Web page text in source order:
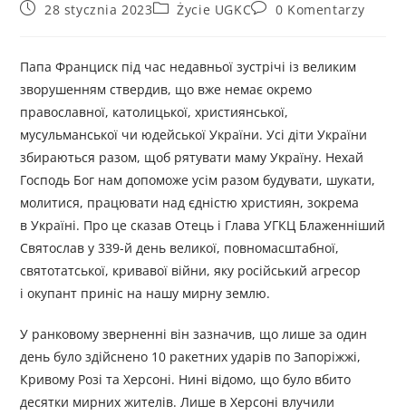
28 stycznia 2023 Życie UGKC 0 Komentarzy
Папа Франциск під час недавньої зустрічі із великим
зворушенням ствердив, що вже немає окремо
православної, католицької, християнської,
мусульманської чи юдейської України. Усі діти України
збираються разом, щоб рятувати маму Україну. Нехай
Господь Бог нам допоможе усім разом будувати, шукати,
молитися, працювати над єдністю християн, зокрема
в Україні. Про це сказав Отець і Глава УГКЦ Блаженніший
Святослав у 339-й день великої, повномасштабної,
святотатської, кривавої війни, яку російський агресор
і окупант приніс на нашу мирну землю.
У ранковому зверненні він зазначив, що лише за один
день було здійснено 10 ракетних ударів по Запоріжжі,
Кривому Розі та Херсоні. Нині відомо, що було вбито
десятки мирних жителів. Лише в Херсоні влучили